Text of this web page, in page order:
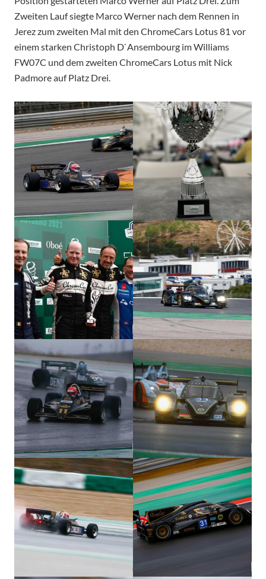
Zweiten Lauf siegte Marco Werner nach dem Rennen in
Jerez zum zweiten Mal mit den ChromeCars Lotus 81 vor
einem starken Christoph D`Ansembourg im Williams
FW07C und dem zweiten ChromeCars Lotus mit Nick
Padmore auf Platz Drei.